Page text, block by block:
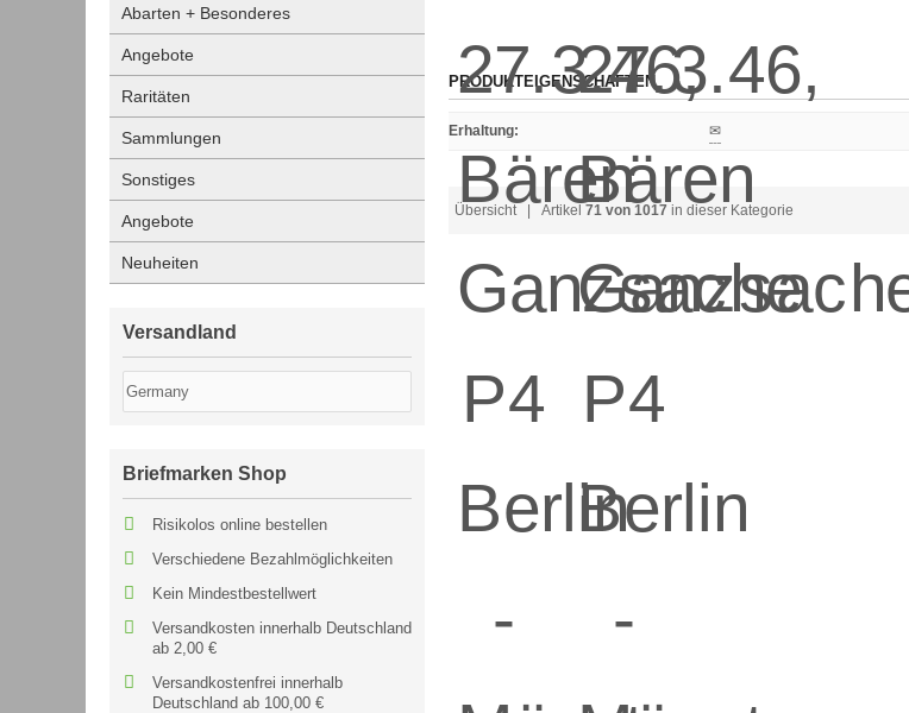
PRODUKTEIGENSCHAFTEN
Erhaltung: ✉
Übersicht| Artikel 71 von 1017 in dieser Kategorie
Abarten + Besonderes
Angebote
Raritäten
Sammlungen
Sonstiges
Angebote
Neuheiten
Versandland
Briefmarken Shop
Risikolos online bestellen
Verschiedene Bezahlmöglichkeiten
Kein Mindestbestellwert
Versandkosten innerhalb Deutschland
ab 2,00 €
Versandkostenfrei innerhalb
Deutschland ab 100,00 €